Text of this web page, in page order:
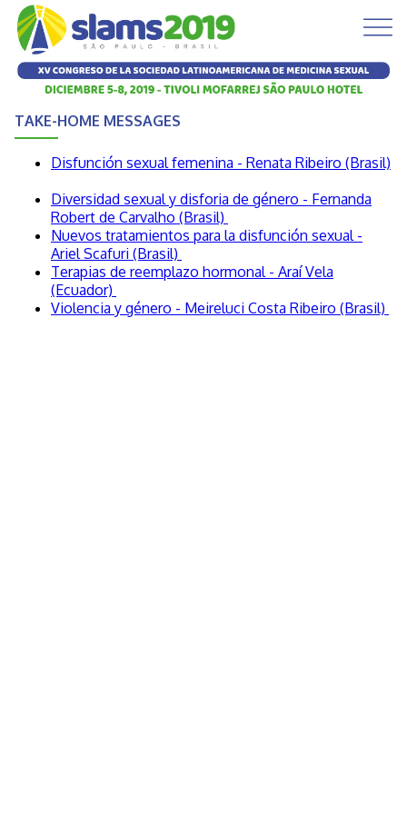
TAKE-HOME MESSAGES
Disfunción sexual femenina - Renata Ribeiro (Brasil)
Diversidad sexual y disforia de género - Fernanda
Robert de Carvalho (Brasil)
Nuevos tratamientos para la disfunción sexual -
Ariel Scafuri (Brasil)
Terapias de reemplazo hormonal - Araí Vela
(Ecuador)
Violencia y género - Meireluci Costa Ribeiro (Brasil)